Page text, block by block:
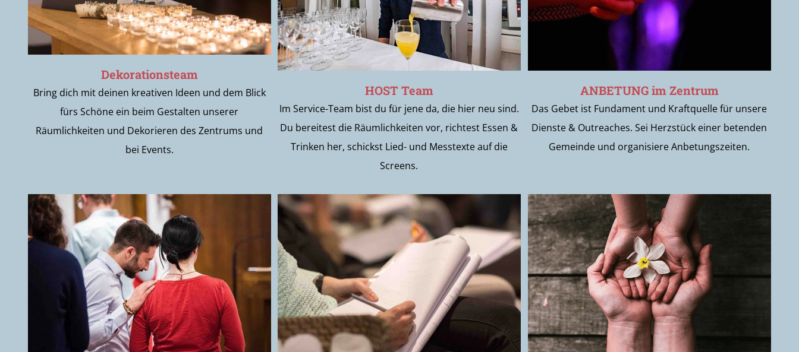
Dekorationsteam
Bring dich mit deinen kreativen Ideen und dem Blick
fürs Schöne ein beim Gestalten unserer
Räumlichkeiten und Dekorieren des Zentrums und
bei Events.
HOST Team
Im Service-Team bist du für jene da, die hier neu sind.
Du bereitest die Räumlichkeiten vor, richtest Essen &
Trinken her, schickst Lied- und Messtexte auf die
Screens.
ANBETUNG im Zentrum
Das Gebet ist Fundament und Kraftquelle für unsere
Dienste & Outreaches. Sei Herzstück einer betenden
Gemeinde und organisiere Anbetungszeiten.
Write2Inspire HopeMinistry